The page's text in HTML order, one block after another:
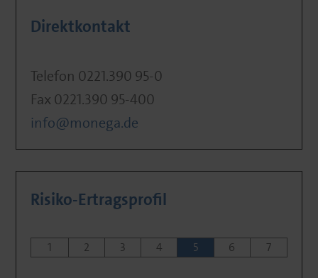
Direktkontakt
Telefon 0221.390 95-0
Fax 0221.390 95-400
info@monega.de
Risiko-Ertragsprofil
1 2 3 4 5 6 7